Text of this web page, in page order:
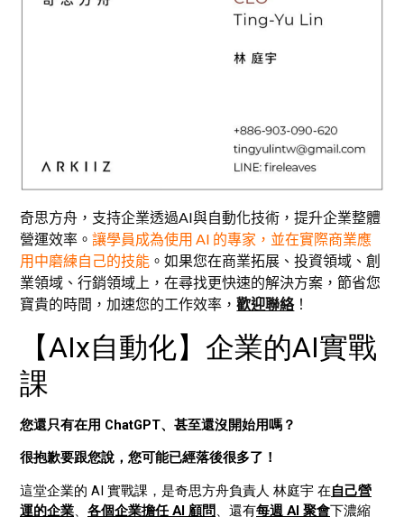
奇思方舟，支持企業透過AI與自動化技術，提升企業整體
營運效率。讓學員成為使用 AI 的專家，並在實際商業應
用中磨練自己的技能 。如果您在商業拓展、投資領域、創
業領域、行銷領域上，在尋找更快速的解決方案，節省您
寶貴的時間，加速您的工作效率，歡迎聯絡！